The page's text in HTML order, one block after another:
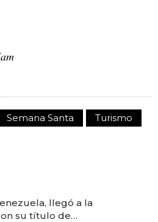
Semana Santa Turismo
llegó a la
su título de